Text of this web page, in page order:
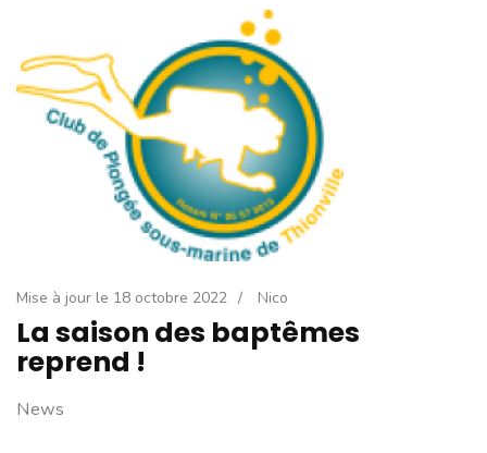
Mise à jour le 18 octobre 2022 / Nico
La saison des baptêmes
reprend !
News